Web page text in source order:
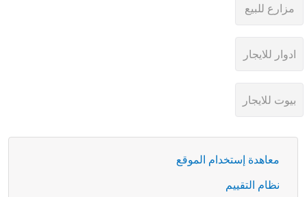
معاهدة إستخدام الموقع
نظام التقييم